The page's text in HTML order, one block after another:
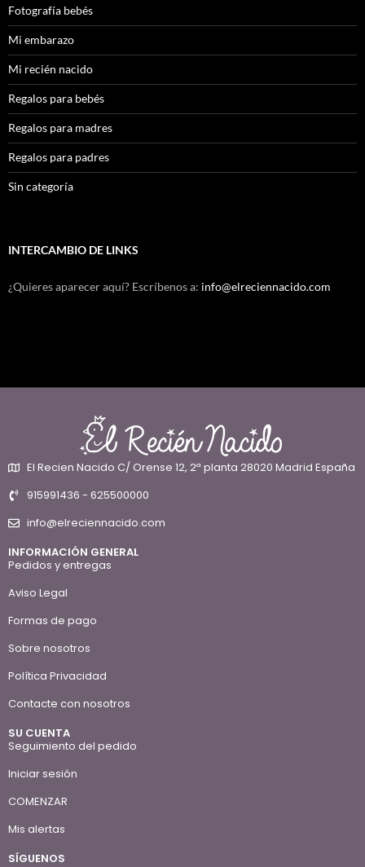
Fotografía bebés
Mi embarazo
Mi recién nacido
Regalos para bebés
Regalos para madres
Regalos para padres
Sin categoría
INTERCAMBIO DE LINKS
¿Quieres aparecer aquí? Escríbenos a: info@elreciennacido.com
El Recien Nacido C/ Orense 12, 2ª planta 28020 Madrid España
915991436 - 625500000
info@elreciennacido.com
INFORMACIÓN GENERAL
Pedidos y entregas
Aviso Legal
Formas de pago
Sobre nosotros
Política Privacidad
Contacte con nosotros
SU CUENTA
Seguimiento del pedido
Iniciar sesión
COMENZAR
Mis alertas
SÍGUENOS